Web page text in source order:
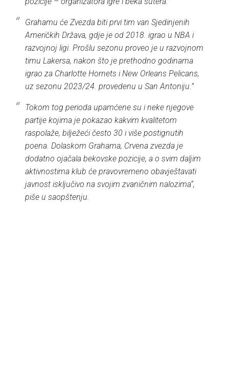
Grahamu će Zvezda biti prvi tim van Sjedinjenih
Američkih Država, gdje je od 2018. igrao u NBA i
razvojnoj ligi. Prošlu sezonu proveo je u razvojnom
timu Lakersa, nakon što je prethodno godinama
igrao za Charlotte Hornets i New Orleans Pelicans,
uz sezonu 2023/24. provedenu u San Antoniju.”
Tokom tog perioda upamćene su i neke njegove
partije kojima je pokazao kakvim kvalitetom
raspolaže, bilježeći često 30 i više postignutih
poena. Dolaskom Grahama, Crvena zvezda je
dodatno ojačala bekovske pozicije, a o svim daljim
aktivnostima klub će pravovremeno obavještavati
javnost isključivo na svojim zvaničnim nalozima“,
piše u saopštenju.